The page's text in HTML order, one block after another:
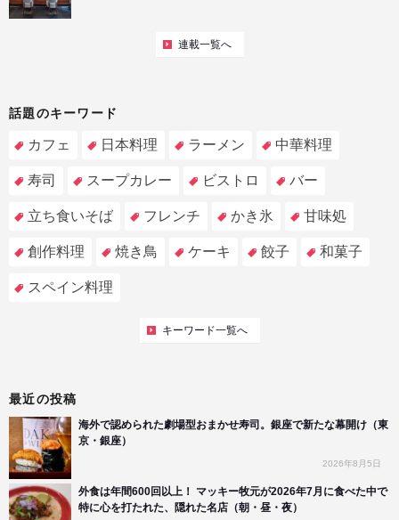
連載一覧へ
話題のキーワード
カフェ 日本料理 ラーメン 中華料理
寿司 スープカレー ビストロ バー
立ち食いそば フレンチ かき氷 甘味処
創作料理 焼き鳥 ケーキ 餃子 和菓子
スペイン料理
キーワード一覧へ
最近の投稿
海外で認められた劇場型おまかせ寿司。銀座で新たな幕開け（東
京・銀座）
2026年8月5日
外食は年間600回以上！ マッキー牧元が2026年7月に食べた中で
特に心を打たれた、隠れた名店（朝・昼・夜）